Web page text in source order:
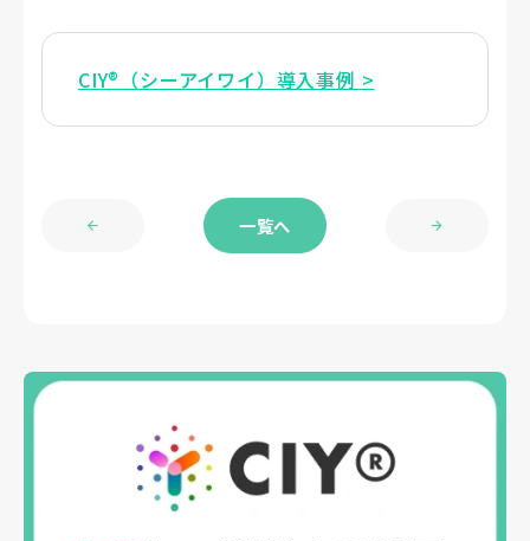
CIY®（シーアイワイ）導入事例 >
一覧へ